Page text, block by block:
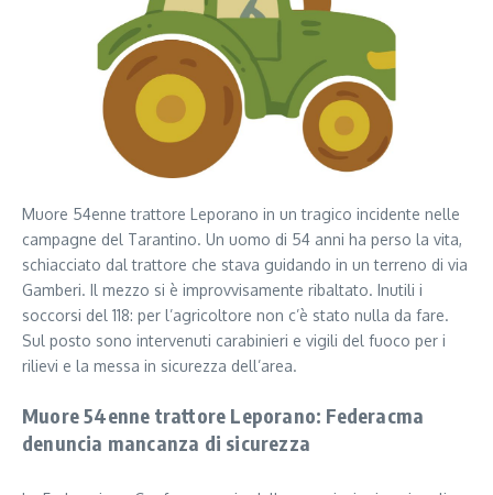
Muore 54enne trattore Leporano in un tragico incidente nelle
campagne del Tarantino. Un uomo di 54 anni ha perso la vita,
schiacciato dal trattore che stava guidando in un terreno di via
Gamberi. Il mezzo si è improvvisamente ribaltato. Inutili i
soccorsi del 118: per l’agricoltore non c’è stato nulla da fare.
Sul posto sono intervenuti carabinieri e vigili del fuoco per i
rilievi e la messa in sicurezza dell’area.
Muore 54enne trattore Leporano: Federacma
denuncia mancanza di sicurezza